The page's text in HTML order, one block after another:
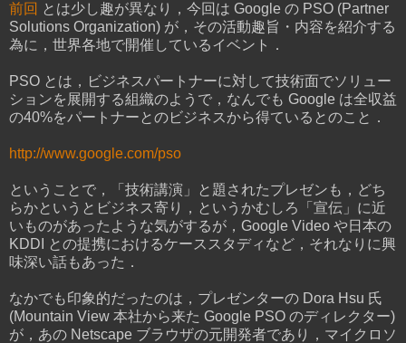
前回 とは少し趣が異なり，今回は Google の PSO (Partner
Solutions Organization) が，その活動趣旨・内容を紹介する
為に，世界各地で開催しているイベント．
PSO とは，ビジネスパートナーに対して技術面でソリュー
ションを展開する組織のようで，なんでも Google は全収益
の40%をパートナーとのビジネスから得ているとのこと．
http://www.google.com/pso
ということで，「技術講演」と題されたプレゼンも，どち
らかというとビジネス寄り，というかむしろ「宣伝」に近
いものがあったような気がするが，Google Video や日本の
KDDI との提携におけるケーススタディなど，それなりに興
味深い話もあった．
なかでも印象的だったのは，プレゼンターの Dora Hsu 氏
(Mountain View 本社から来た Google PSO のディレクター)
が，あの Netscape ブラウザの元開発者であり，マイクロソ